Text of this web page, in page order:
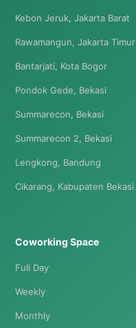
Kebon Jeruk, Jakarta Barat
Rawamangun, Jakarta Timur
Bantarjati, Kota Bogor
Pondok Gede, Bekasi
Summarecon, Bekasi
Summarecon 2, Bekasi
Lengkong, Bandung
Cikarang, Kabupaten Bekasi
Coworking Space
Full Day
Weekly
Monthly